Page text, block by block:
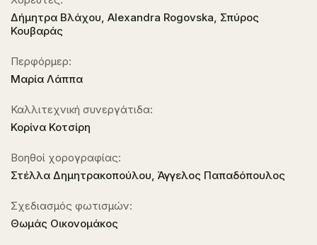
Δήμητρα Βλάχου, Alexandra Rogovska, Σπύρος
Κουβαράς
Περφόρμερ:
Μαρία Λάππα
Καλλιτεχνική συνεργάτιδα:
Κορίνα Κοτσίρη
Βοηθοί χορογραφίας:
Στέλλα Δημητρακοπούλου, Άγγελος Παπαδόπουλος
Σχεδιασμός φωτισμών:
Θωμάς Οικονομάκος